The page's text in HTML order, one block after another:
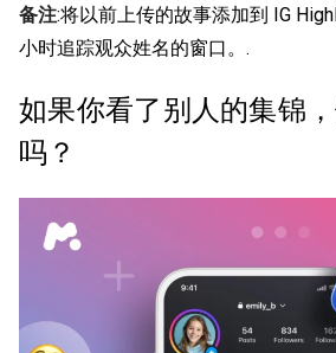
备注:将以前上传的故事添加到 IG
小时追踪观众姓名的窗口。.
如果你看了别人的集锦
吗？